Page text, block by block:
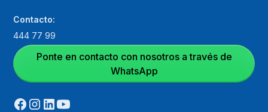
Contacto:
444 77 99
Ponte en contacto con nosotros a través de
WhatsApp